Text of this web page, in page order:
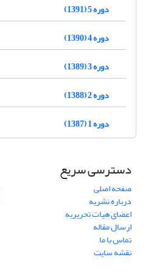
دوره 5 (1391)
دوره 4 (1390)
دوره 3 (1389)
دوره 2 (1388)
دوره 1 (1387)
دسترسی سریع
صفحه اصلی
درباره نشریه
اعضای هیات تحریریه
ارسال مقاله
تماس با ما
نقشه سایت